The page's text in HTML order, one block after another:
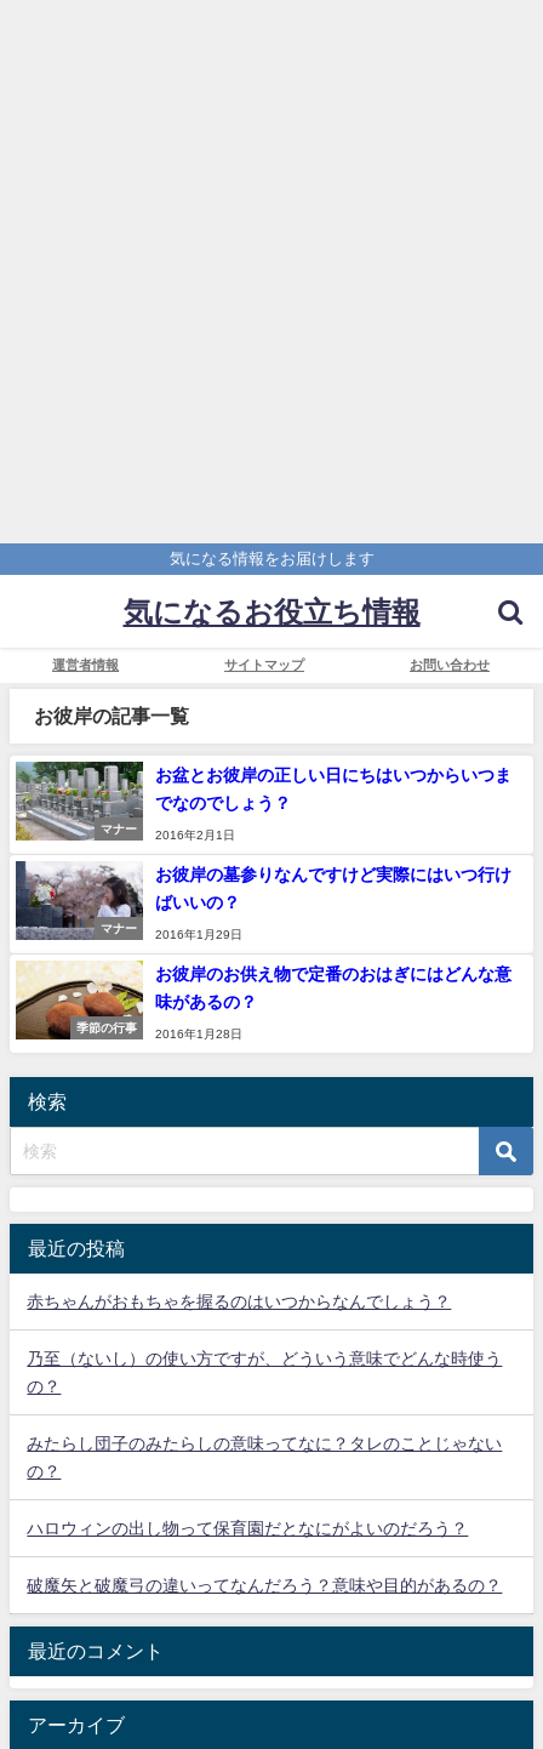
気になる情報をお届けします
気になるお役立ち情報
運営者情報 サイトマップ お問い合わせ
お彼岸の記事一覧
マナー
お盆とお彼岸の正しい日にちはいつからいつま
でなのでしょう？
2016年2月1日
マナー
お彼岸の墓参りなんですけど実際にはいつ行け
ばいいの？
2016年1月29日
季節の行事
お彼岸のお供え物で定番のおはぎにはどんな意
味があるの？
2016年1月28日
検索
最近の投稿
赤ちゃんがおもちゃを握るのはいつからなんでしょう？
乃至（ないし）の使い方ですが、どういう意味でどんな時使う
の？
みたらし団子のみたらしの意味ってなに？タレのことじゃない
の？
ハロウィンの出し物って保育園だとなにがよいのだろう？
破魔矢と破魔弓の違いってなんだろう？意味や目的があるの？
最近のコメント
アーカイブ